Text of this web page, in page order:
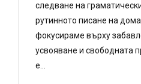
следване на
рутинното писане на
фокусираме върху
усвояване и свободната
е...